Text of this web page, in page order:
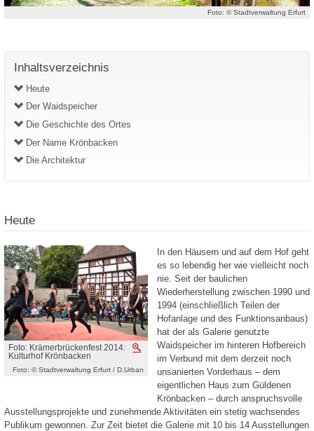
Foto: © Stadtverwaltung Erfurt
Inhaltsverzeichnis
Heute
Der Waidspeicher
Die Geschichte des Ortes
Der Name Krönbacken
Die Architektur
Heute
Vergrößern
Foto: Krämerbrückenfest 2014:
Kulturhof Krönbacken
Foto: © Stadtverwaltung Erfurt / D.Urban
In den Häusern und auf dem Hof geht
es so lebendig her wie vielleicht noch
nie. Seit der baulichen
Wiederherstellung zwischen 1990 und
1994 (einschließlich Teilen der
Hofanlage und des Funktionsanbaus)
hat der als Galerie genutzte
Waidspeicher im hinteren Hofbereich
im Verbund mit dem derzeit noch
unsanierten Vorderhaus – dem
eigentlichen Haus zum Güldenen
Krönbacken – durch anspruchsvolle
Ausstellungsprojekte und zunehmende Aktivitäten ein stetig wachsendes
Publikum gewonnen. Zur Zeit bietet die Galerie mit 10 bis 14 Ausstellungen